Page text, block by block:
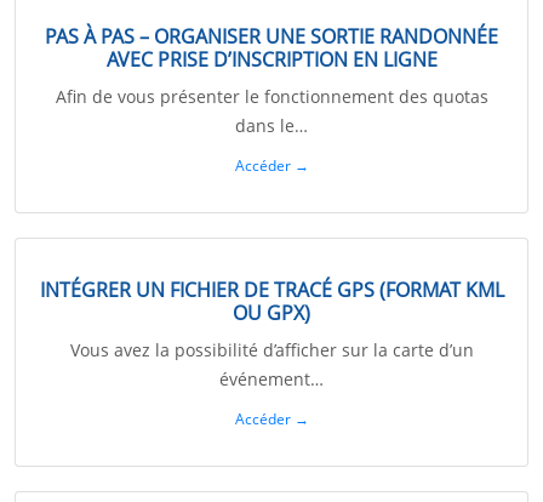
PAS À PAS – ORGANISER UNE SORTIE RANDONNÉE
AVEC PRISE D’INSCRIPTION EN LIGNE
Afin de vous présenter le fonctionnement des quotas
dans le…
Accéder →
INTÉGRER UN FICHIER DE TRACÉ GPS (FORMAT KML
OU GPX)
Vous avez la possibilité d’afficher sur la carte d’un
événement…
Accéder →